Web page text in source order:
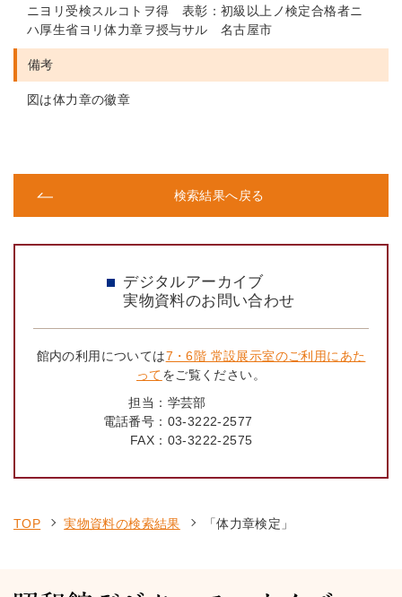
ニヨリ受検スルコトヲ得 表彰：初級以上ノ検定合格者ニ
ハ厚生省ヨリ体力章ヲ授与サル 名古屋市
備考
図は体力章の徽章
検索結果へ戻る
デジタルアーカイブ
実物資料のお問い合わせ
館内の利用については7・6階 常設展示室のご利用にあた
ってをご覧ください。
担当： 学芸部
電話番号： 03-3222-2577
FAX： 03-3222-2575
TOP 実物資料の検索結果 「体力章検定」